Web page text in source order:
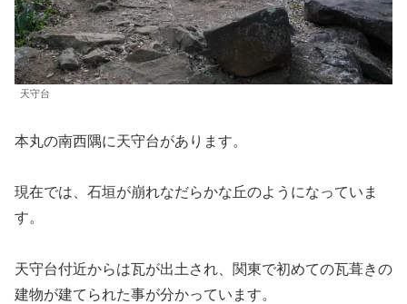
天守台
本丸の南西隅に天守台があります。
現在では、石垣が崩れなだらかな丘のようになっていま
す。
天守台付近からは瓦が出土され、関東で初めての瓦葺きの
建物が建てられた事が分かっています。